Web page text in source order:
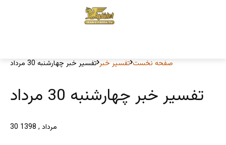
صفحه نخست تفسیر خبر تفسیر خبر چهارشنبه 30 مرداد
تفسیر خبر چهارشنبه 30 مرداد
30 مرداد , 1398